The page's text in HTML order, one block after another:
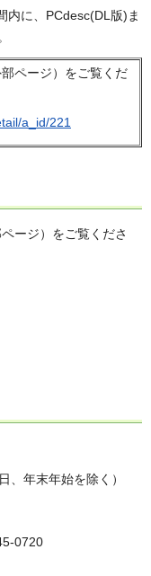
内に、PCdesc(DL版)ま
ページ）をご覧くだ
a_id/221
ージ）をご覧くださ
、年末年始を除く）
0720